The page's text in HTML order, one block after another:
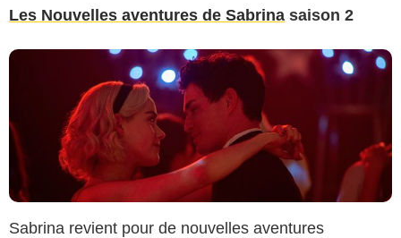
Les Nouvelles aventures de Sabrina saison 2
Sabrina revient pour de nouvelles aventures